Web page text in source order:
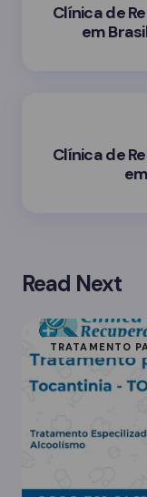
Clínica de
em
Clínica de
Read Next
TRATAMENTO